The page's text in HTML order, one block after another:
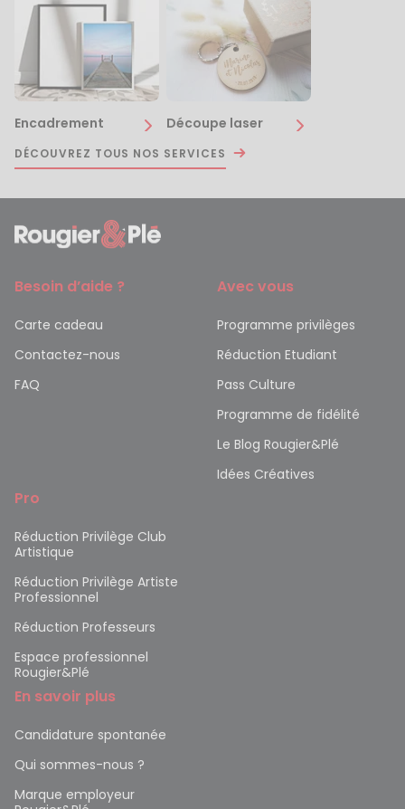
Encadrement Découpe laser
DÉCOUVREZ TOUS NOS SERVICES
Besoin d’aide ?
Carte cadeau
Contactez-nous
FAQ
Avec vous
Programme privilèges
Réduction Etudiant
Pass Culture
Programme de fidélité
Le Blog Rougier&Plé
Idées Créatives
Pro
Réduction Privilège Club
Artistique
Réduction Privilège Artiste
Professionnel
Réduction Professeurs
Espace professionnel
Rougier&Plé
En savoir plus
Candidature spontanée
Qui sommes-nous ?
Marque employeur